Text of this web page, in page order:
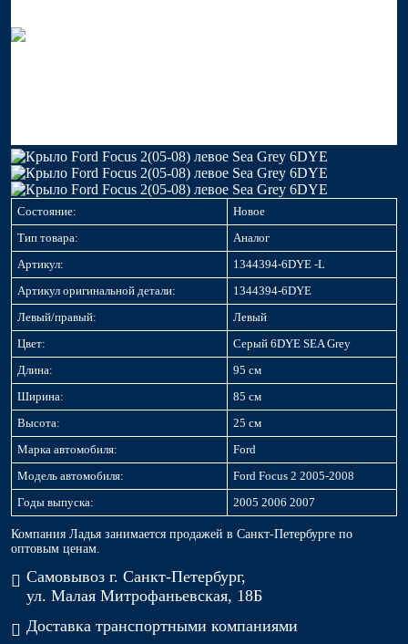
Состояние:
Новое
Тип товара:
Аналог
Артикул:
1344394-6DYE -L
Артикул оригинальной детали:
1344394-6DYE
Левый/правый:
Левый
Цвет:
Серый 6DYE SEA Grey
Длина:
95 см
Ширина:
85 см
Высота:
25 см
Марка автомобиля:
Ford
Модель автомобиля:
Ford Focus 2 2005-2008
Годы выпуска:
2005 2006 2007
Компания Ладья занимается продажей в Санкт-Петербурге по
оптовым ценам.
Самовывоз г. Санкт-Петербург,
ул. Малая Митрофаньевская, 18Б
Доставка транспортными компаниями